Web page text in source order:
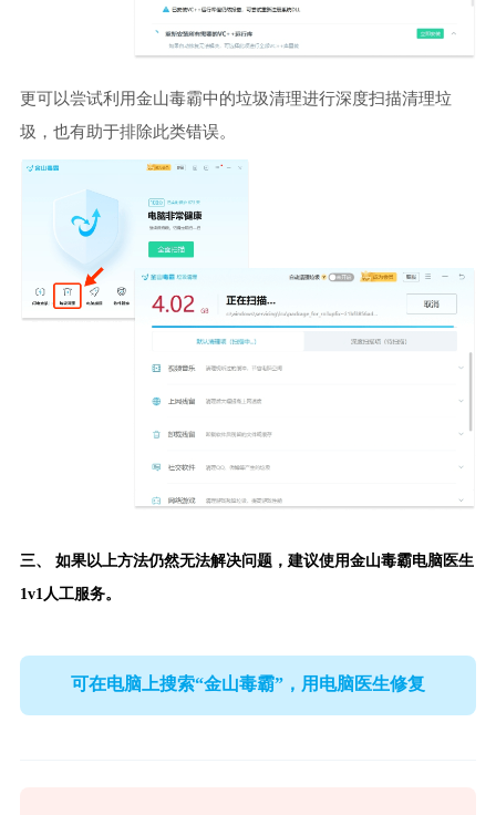
更可以尝试利用金山毒霸中的垃圾清理进行深度扫描清理垃
圾，也有助于排除此类错误。
三、 如果以上方法仍然无法解决问题，建议使用金山毒霸电脑医生
1v1人工服务。
可在电脑上搜索“金山毒霸”，用电脑医生修复